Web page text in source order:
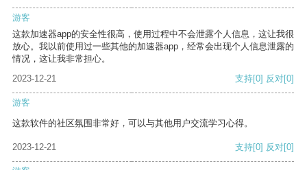
游客
这款加速器app的安全性很高，使用过程中不会泄露个人信息，这让我很
放心。我以前使用过一些其他的加速器app，经常会出现个人信息泄露的
情况，这让我非常担心。
2023-12-21
支持[0] 反对[0]
游客
这款软件的社区氛围非常好，可以与其他用户交流学习心得。
2023-12-21 支持[0] 反对[0]